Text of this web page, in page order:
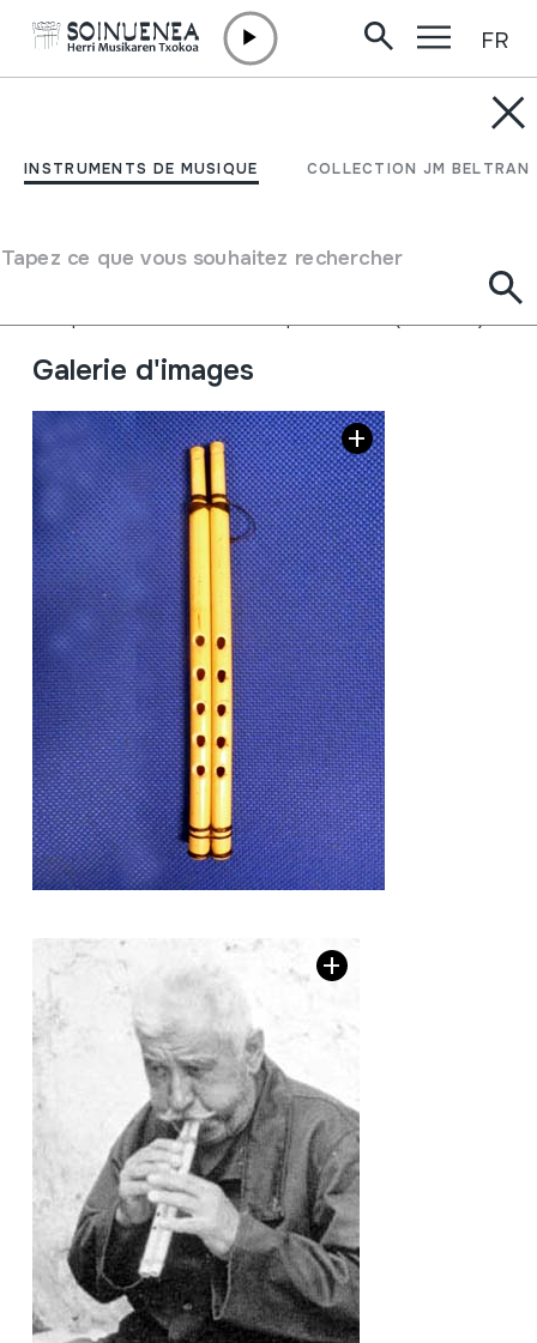
INSTRUMENTS DE MUSIQUE COLLECTION JM BELTRAN
Tapez ce que vous souhaitez rechercher
FR
ARGHUL; ARGUL;
Auteur
Ez dakigu.
Aérophones->Anches->Simple battante (clarinette)
Galerie d'images